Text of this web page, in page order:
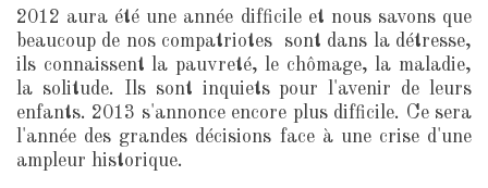
2012 aura été une année difficile et nous savons que
beaucoup de nos compatriotes sont dans la détresse,
ils connaissent la pauvreté, le chômage, la maladie,
la solitude. Ils sont inquiets pour l'avenir de leurs
enfants. 2013 s'annonce encore plus difficile. Ce sera
l'année des grandes décisions face à une crise d'une
ampleur historique.